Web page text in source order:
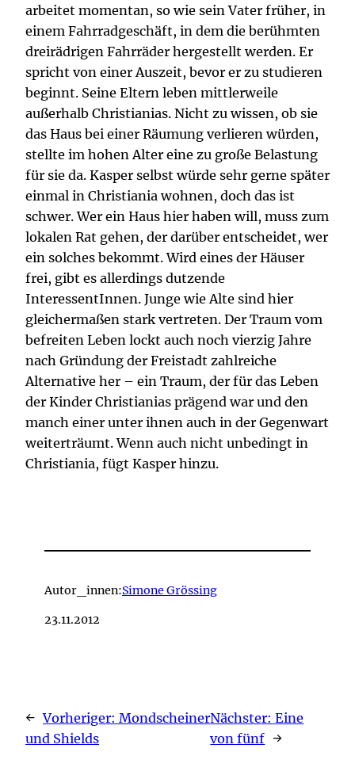
arbeitet momentan, so wie sein Vater früher, in
einem Fahrradgeschäft, in dem die berühmten
dreirädrigen Fahrräder hergestellt werden. Er
spricht von einer Auszeit, bevor er zu studieren
beginnt. Seine Eltern leben mittlerweile
außerhalb Christianias. Nicht zu wissen, ob sie
das Haus bei einer Räumung verlieren würden,
stellte im hohen Alter eine zu große Belastung
für sie da. Kasper selbst würde sehr gerne später
einmal in Christiania wohnen, doch das ist
schwer. Wer ein Haus hier haben will, muss zum
lokalen Rat gehen, der darüber entscheidet, wer
ein solches bekommt. Wird eines der Häuser
frei, gibt es allerdings dutzende
InteressentInnen. Junge wie Alte sind hier
gleichermaßen stark vertreten. Der Traum vom
befreiten Leben lockt auch noch vierzig Jahre
nach Gründung der Freistadt zahlreiche
Alternative her – ein Traum, der für das Leben
der Kinder Christianias prägend war und den
manch einer unter ihnen auch in der Gegenwart
weiterträumt. Wenn auch nicht unbedingt in
Christiania, fügt Kasper hinzu.
Autor_innen:Simone Grössing
23.11.2012
← Vorheriger: Mondscheiner
und Shields
Nächster: Eine
von fünf →